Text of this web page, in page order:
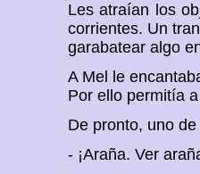
Les atraían los
corrientes. Un
garabatear algo
A Mel le
Por ello permitía
De pronto, uno
- ¡Araña. Ver